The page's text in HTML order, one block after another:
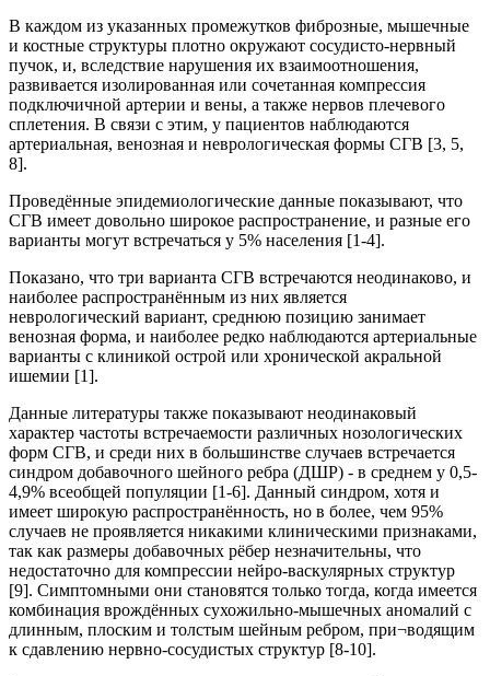
В каждом из указанных промежутков фиброзные, мышечные
и костные структуры плотно окружают сосудисто-нервный
пучок, и, вследствие нарушения их взаимоотношения,
развивается изолированная или сочетанная компрессия
подключичной артерии и вены, а также нервов плечевого
сплетения. В связи с этим, у пациентов наблюдаются
артериальная, венозная и неврологическая формы СГВ [3, 5,
8].
Проведённые эпидемиологические данные показывают, что
СГВ имеет довольно широкое распространение, и разные его
варианты могут встречаться у 5% населения [1-4].
Показано, что три варианта СГВ встречаются неодинаково, и
наиболее распространённым из них является
неврологический вариант, среднюю позицию занимает
венозная форма, и наиболее редко наблюдаются артериальные
варианты с клиникой острой или хронической акральной
ишемии [1].
Данные литературы также показывают неодинаковый
характер частоты встречаемости различных нозологических
форм СГВ, и среди них в большинстве случаев встречается
синдром добавочного шейного ребра (ДШР) - в среднем у 0,5-
4,9% всеобщей популяции [1-6]. Данный синдром, хотя и
имеет широкую распространённость, но в более, чем 95%
случаев не проявляется никакими клиническими признаками,
так как размеры добавочных рёбер незначительны, что
недостаточно для компрессии нейро-васкулярных структур
[9]. Симптомными они становятся только тогда, когда имеется
комбинация врождённых сухожильно-мышечных аномалий с
длинным, плоским и толстым шейным ребром, при¬водящим
к сдавлению нервно-сосудистых структур [8-10].